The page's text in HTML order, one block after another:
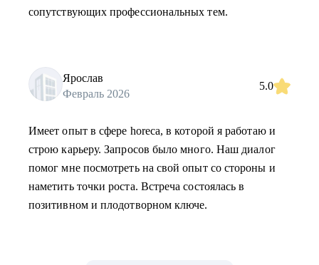
сопутствующих профессиональных тем.
Ярослав
Февраль 2026
5.0
Имеет опыт в сфере horeca, в которой я работаю и
строю карьеру. Запросов было много. Наш диалог
помог мне посмотреть на свой опыт со стороны и
наметить точки роста. Встреча состоялась в
позитивном и плодотворном ключе.